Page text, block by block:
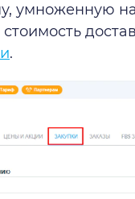
умноженную
.